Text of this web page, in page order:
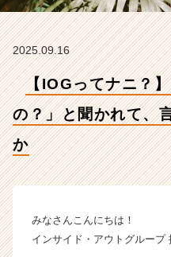
は
【イ
ン
サ
イ
ル
ー
2025.09.16
【IOGってナニ？
の？」と聞かれて、
か
みなさんこんにちは！
インサイド・アウトグループ